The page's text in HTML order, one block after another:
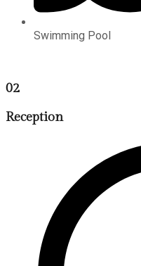
Swimming Pool
02
Reception